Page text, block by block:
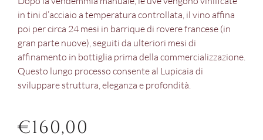
in tini d’acciaio a temperatura controllata, il vino affina
poi per circa 24 mesi in barrique di rovere francese (in
gran parte nuove), seguiti da ulteriori mesi di
affinamento in bottiglia prima della commercializzazione.
Questo lungo processo consente al Lupicaia di
sviluppare struttura, eleganza e profondità.
€160,00